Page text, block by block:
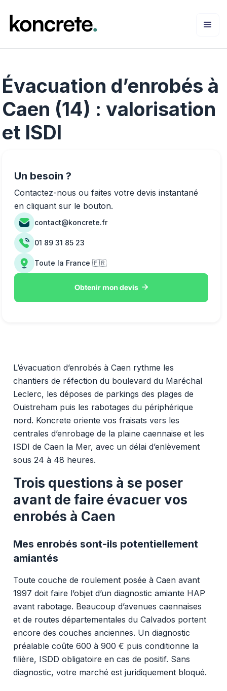
Évacuation d’enrobés à
Caen (14) : valorisation
et ISDI
L’évacuation d’enrobés à Caen rythme les
chantiers de réfection du boulevard du Maréchal
Leclerc, les déposes de parkings des plages de
Ouistreham puis les rabotages du périphérique
nord. Koncrete oriente vos fraisats vers les
centrales d’enrobage de la plaine caennaise et les
ISDI de Caen la Mer, avec un délai d’enlèvement
sous 24 à 48 heures.
Trois questions à se poser
avant de faire évacuer vos
enrobés à Caen
Mes enrobés sont-ils potentiellement
amiantés
Toute couche de roulement posée à Caen avant
1997 doit faire l’objet d’un diagnostic amiante HAP
avant rabotage. Beaucoup d’avenues caennaises
et de routes départementales du Calvados portent
encore des couches anciennes. Un diagnostic
préalable coûte 600 à 900 € puis conditionne la
filière, ISDD obligatoire en cas de positif. Sans
diagnostic, votre marché est juridiquement bloqué.
Un besoin ?
Contactez-nous ou faites votre devis instantané
en cliquant sur le bouton.
contact@koncrete.fr
01 89 31 85 23
Toute la France 🇫🇷
Obtenir mon devis 